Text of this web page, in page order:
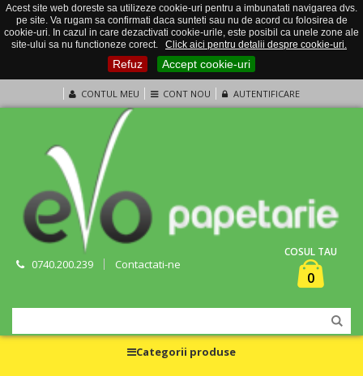
Acest site web doreste sa utilizeze cookie-uri pentru a imbunatati navigarea dvs.
pe site. Va rugam sa confirmati daca sunteti sau nu de acord cu folosirea de
cookie-uri. In cazul in care dezactivati cookie-urile, este posibil ca unele zone ale
site-ului sa nu functioneze corect.
Click aici pentru detalii despre cookie-uri.
Refuz Accept cookie-uri
CONTUL MEU CONT NOU AUTENTIFICARE
0740.200.239 Contactati-ne
COSUL TAU
0
Categorii produse